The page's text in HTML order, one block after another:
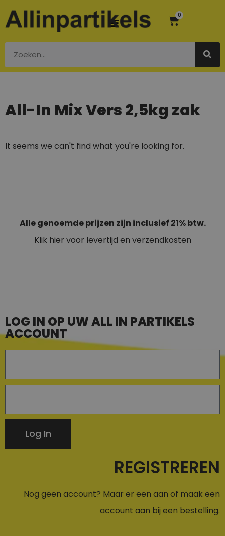
0
All-In Mix Vers 2,5kg zak
It seems we can't find what you're looking for.
Alle genoemde prijzen zijn inclusief 21% btw.
Klik hier voor levertijd en verzendkosten
LOG IN OP UW ALL IN PARTIKELS
ACCOUNT
Log In
REGISTREREN
Nog geen account? Maar er een aan of maak een
account aan bij een bestelling.